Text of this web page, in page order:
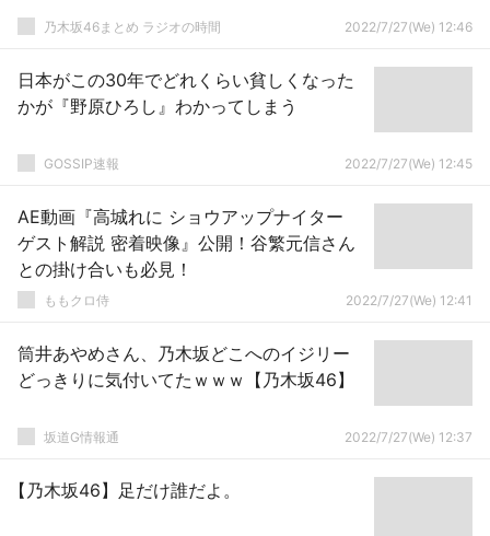
乃木坂46まとめ ラジオの時間 2022/7/27(We) 12:46
日本がこの30年でどれくらい貧しくなった
かが『野原ひろし』わかってしまう
GOSSIP速報 2022/7/27(We) 12:45
AE動画『高城れに ショウアップナイター
ゲスト解説 密着映像』公開！谷繁元信さん
との掛け合いも必見！
ももクロ侍 2022/7/27(We) 12:41
筒井あやめさん、乃木坂どこへのイジリー
どっきりに気付いてたｗｗｗ【乃木坂46】
坂道G情報通 2022/7/27(We) 12:37
【乃木坂46】足だけ誰だよ。